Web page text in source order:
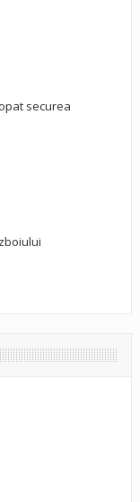
securea